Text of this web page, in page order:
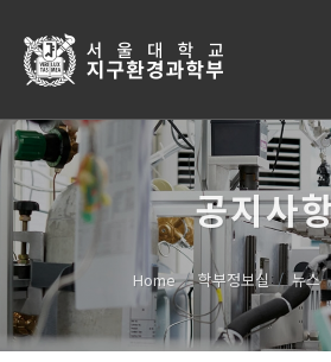
공지사
Home 학부정보실 뉴스